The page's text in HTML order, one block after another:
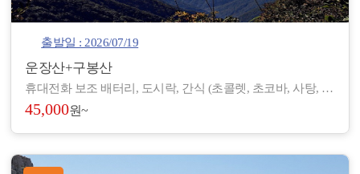
출발일 : 2026/07/19
운장산+구봉산
휴대전화 보조 배터리, 도시락, 간식 (초콜렛, 초코바, 사탕, 온수), 아이젠, 스틱, 랜턴, 장갑, 방한 재킷, 방한모, 무릎 보호대, 우의, 개인장비, 여벌 옷, 개인 상비약 등
45,000원~